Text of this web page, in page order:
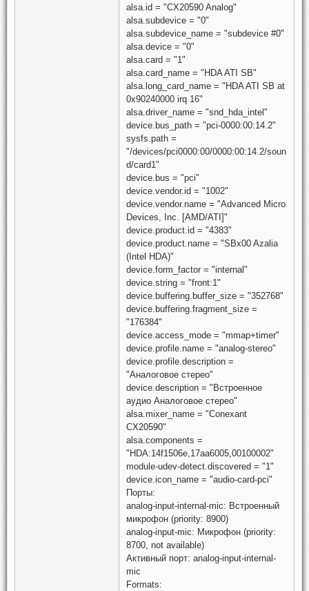
alsa.id = "CX20590 Analog"
alsa.subdevice = "0"
alsa.subdevice_name = "subdevice #0"
alsa.device = "0"
alsa.card = "1"
alsa.card_name = "HDA ATI SB"
alsa.long_card_name = "HDA ATI SB at
0x90240000 irq 16"
alsa.driver_name = "snd_hda_intel"
device.bus_path = "pci-0000:00:14.2"
sysfs.path =
"/devices/pci0000:00/0000:00:14.2/soun
d/card1"
device.bus = "pci"
device.vendor.id = "1002"
device.vendor.name = "Advanced Micro
Devices, Inc. [AMD/ATI]"
device.product.id = "4383"
device.product.name = "SBx00 Azalia
(Intel HDA)"
device.form_factor = "internal"
device.string = "front:1"
device.buffering.buffer_size = "352768"
device.buffering.fragment_size =
"176384"
device.access_mode = "mmap+timer"
device.profile.name = "analog-stereo"
device.profile.description =
"Аналоговое стерео"
device.description = "Встроенное
аудио Аналоговое стерео"
alsa.mixer_name = "Conexant
CX20590"
alsa.components =
"HDA:14f1506e,17aa6005,00100002"
module-udev-detect.discovered = "1"
device.icon_name = "audio-card-pci"
Порты:
analog-input-internal-mic: Встроенный
микрофон (priority: 8900)
analog-input-mic: Микрофон (priority:
8700, not available)
Активный порт: analog-input-internal-
mic
Formats: